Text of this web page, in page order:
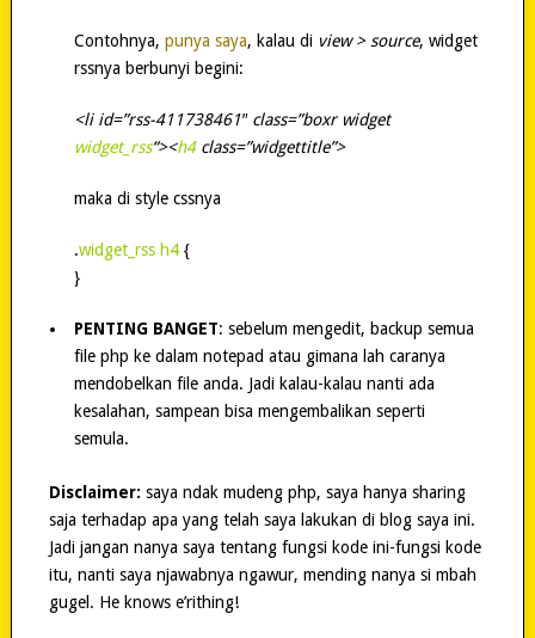
Contohnya,punya saya, kalau di view > source, widget
rssnya berbunyi begini:
<li id=”rss-411738461″ class=”boxr widget
widget_rss“><h4class=”widgettitle”>
maka di style cssnya
.widget_rss h4{
}
PENTING BANGET: sebelum mengedit, backup semua
file php ke dalam notepad atau gimana lah caranya
mendobelkan file anda. Jadi kalau-kalau nanti ada
kesalahan, sampean bisa mengembalikan seperti
semula.
Disclaimer: saya ndak mudeng php, saya hanya sharing
saja terhadap apa yang telah saya lakukan di blog saya ini.
Jadi jangan nanya saya tentang fungsi kode ini-fungsi kode
itu, nanti saya njawabnya ngawur, mending nanya si mbah
gugel. He knows e’rithing!